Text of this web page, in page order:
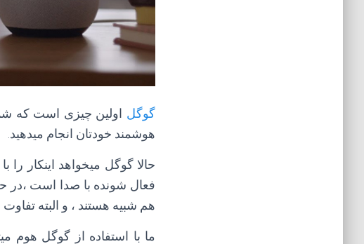
گوگل اولین چیزی است که
هوشمند خودتان انجام میدهید.
حالا گوگل میخواهد اینکار را
فعال شونده با صدا است ،در
هم شبیه هستند ، و البته
ما با استفاده از گوگل هوم